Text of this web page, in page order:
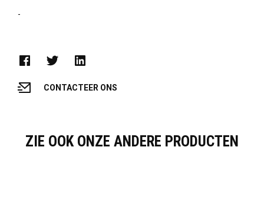
-
CONTACTEER ONS
ZIE OOK ONZE ANDERE PRODUCTEN